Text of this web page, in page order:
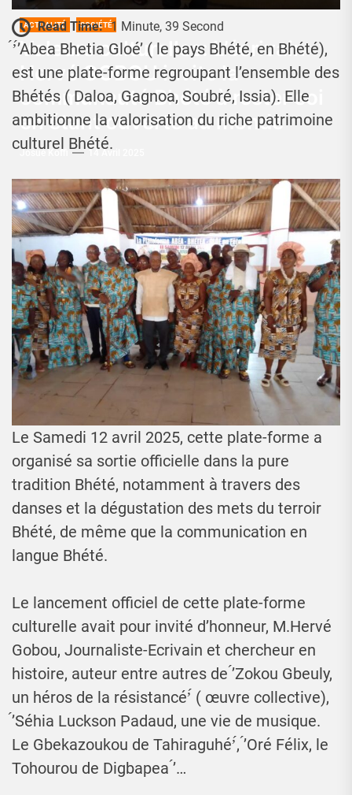
ACTUALITÉ SOCIÉTÉ
Valeurs culturelles: L’écrivain
Hervé GOBOU invite la
communauté Bhété à rester soi
en étant ouverte au monde
Read Time: 1 Minute, 39 Second
́’́’Abea Bhetia Gloé’ ( le pays Bhété, en Bhété),
est une plate-forme regroupant l’ensemble des
Bhétés ( Daloa, Gagnoa, Soubré, Issia). Elle
ambitionne la valorisation du riche patrimoine
culturel Bhété.
Le Samedi 12 avril 2025, cette plate-forme a
organisé sa sortie officielle dans la pure
tradition Bhété, notamment à travers des
danses et la dégustation des mets du terroir
Bhété, de même que la communication en
langue Bhété.
Le lancement officiel de cette plate-forme
culturelle avait pour invité d’honneur, M.Hervé
Gobou, Journaliste-Ecrivain et chercheur en
histoire, auteur entre autres de ́’Zokou Gbeuly,
un héros de la résistancé’́ ( œuvre collective),
́’Séhia Luckson Padaud, une vie de musique.
Le Gbekazoukou de Tahiraguhé’́, ́’Oré Félix, le
Tohourou de Digbapea ́’…